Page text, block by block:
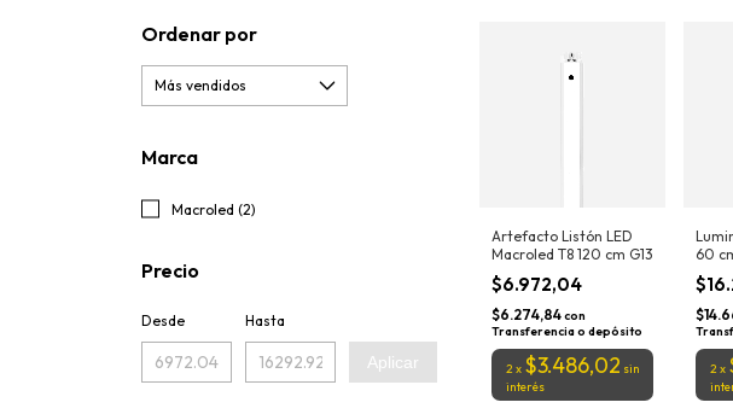
Ordenar por
Marca
Macroled (2)
Precio
Desde Hasta
Aplicar
Artefacto Listón LED
Macroled T8 120 cm G13
$6.972,04
$6.274,84con
Transferencia o depósito
2 x $3.486,02 sin
interés
60
Cálida
2 x